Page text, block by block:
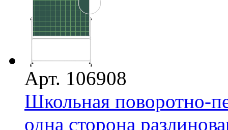
Арт. 106908
Школьная поворотно-
одна сторона